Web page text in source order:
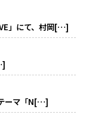
」にて、村岡[…]
ーマ「N[…]